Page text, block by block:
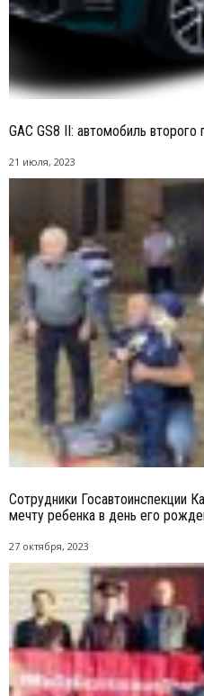
GAC GS8 II: автомобиль второго
21 июля, 2023
Сотрудники Госавтоинспекции
мечту ребенка в день его
27 октября, 2023